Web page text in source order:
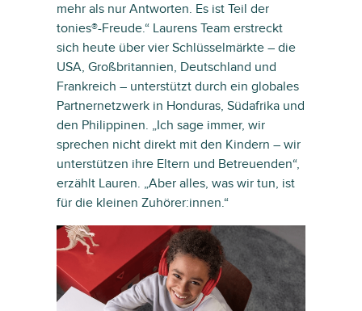
mehr als nur Antworten. Es ist Teil der
tonies®-Freude.“ Laurens Team erstreckt
sich heute über vier Schlüsselmärkte – die
USA, Großbritannien, Deutschland und
Frankreich – unterstützt durch ein globales
Partnernetzwerk in Honduras, Südafrika und
den Philippinen. „Ich sage immer, wir
sprechen nicht direkt mit den Kindern – wir
unterstützen ihre Eltern und Betreuenden“,
erzählt Lauren. „Aber alles, was wir tun, ist
für die kleinen Zuhörer:innen.“